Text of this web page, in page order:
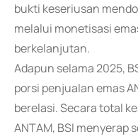
bukti keseriusan
melalui monetisasi
berkelanjutan.
Adapun selama 2025,
porsi penjualan emas
berelasi. Secara total
ANTAM, BSI menyerap